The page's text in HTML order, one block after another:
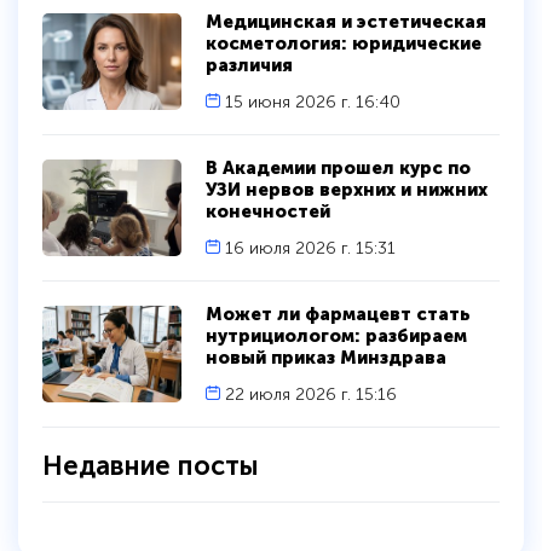
Недавние посты
Может ли фармацевт стать
нутрициологом: разбираем
новый приказ Минздрава
22 июля 2026 г. 15:16
В Академии прошел курс по
УЗИ нервов верхних и нижних
конечностей
16 июля 2026 г. 15:31
Медицинская и эстетическая
косметология: юридические
различия
15 июня 2026 г. 16:40